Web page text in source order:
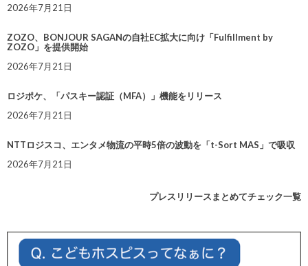
2026年7月21日
ZOZO、BONJOUR SAGANの自社EC拡大に向け「Fulfillment by
ZOZO」を提供開始
2026年7月21日
ロジポケ、「パスキー認証（MFA）」機能をリリース
2026年7月21日
NTTロジスコ、エンタメ物流の平時5倍の波動を「t-Sort MAS」で吸収
2026年7月21日
プレスリリースまとめてチェック一覧